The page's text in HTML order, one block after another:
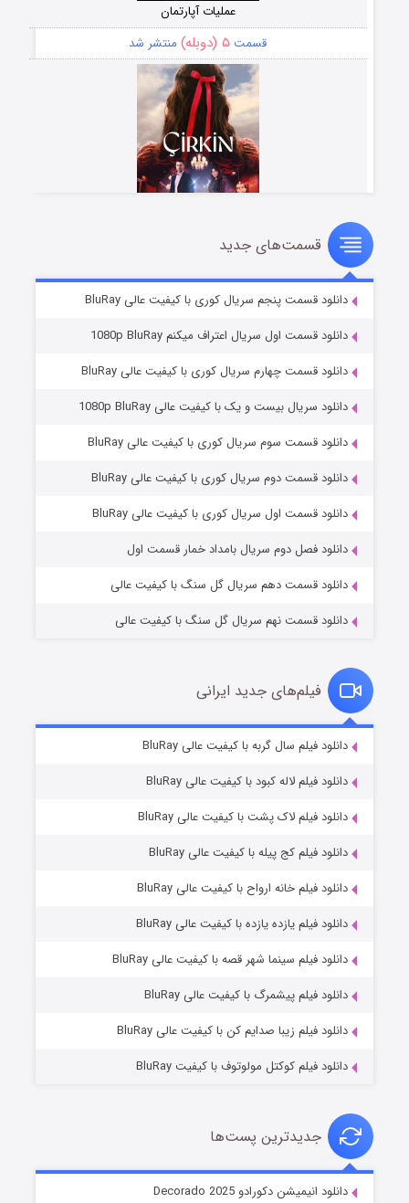
عملیات آپارتمان
قسمت ۵ (دوبله) منتشر شد
سریال زشت
قسمت۲ (زیرنویس) منتشر شد
مردگان متحرک: شهر مرده ۳
قسمت۲ (زیرنویس) منتشر شد
قسمت۷ (زیرنویس) منتشر شد
خاندان اژدها فصل ۳
قسمت‌های جدید
دانلود قسمت پنجم سریال کوری با کیفیت عالی BluRay
دانلود قسمت اول سریال اعتراف میکنم 1080p BluRay
دانلود قسمت چهارم سریال کوری با کیفیت عالی BluRay
دانلود سریال بیست و یک با کیفیت عالی 1080p BluRay
دانلود قسمت سوم سریال کوری با کیفیت عالی BluRay
دانلود قسمت دوم سریال کوری با کیفیت عالی BluRay
دانلود قسمت اول سریال کوری با کیفیت عالی BluRay
دانلود فصل دوم سریال بامداد خمار قسمت اول
دانلود قسمت دهم سریال گل سنگ با کیفیت عالی
دانلود قسمت نهم سریال گل سنگ با کیفیت عالی
فیلم‌های جدید ایرانی
دانلود فیلم سال گربه با کیفیت عالی BluRay
دانلود فیلم لاله کبود با کیفیت عالی BluRay
دانلود فیلم لاک پشت با کیفیت عالی BluRay
دانلود فیلم کج‌ پیله با کیفیت عالی BluRay
دانلود فیلم خانه ارواح با کیفیت عالی BluRay
دانلود فیلم یازده یازده با کیفیت عالی BluRay
دانلود فیلم سینما شهر قصه با کیفیت عالی BluRay
دانلود فیلم پیشمرگ با کیفیت عالی BluRay
دانلود فیلم زیبا صدایم کن با کیفیت عالی BluRay
دانلود فیلم کوکتل مولوتوف با کیفیت BluRay
جدیدترین پست‌ها
دانلود انیمیشن دکورادو Decorado 2025